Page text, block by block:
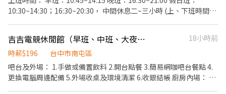
10:30~14:30；16:30~20:30， 中間休息二~三小時 (上、下班時間視
說明： 1.見習起薪：197元/小時 2.每週排班至少須能配合超過15小
時。 3.每週六、日或連續假期至少能配合排班一日。 3.休假須與現
場配合排班與協調。 4.通過崗位考核時薪調整 5.見習期最長為90小
時，經主管評估不適任者，將不留任。 工作崗位： 備料：餐點備
吉吉電競休閒館（早班、中班、大夜班服務人員）
18小時前
時薪$196
台中市南屯區
吧台及外場： 1.手做或備置飲料 2.開台點餐 3.簡易網咖吧台餐點 4.
更換電腦周邊配備 5.外場收桌及環境清潔 6.收銀結帳 廚房內場： 1.